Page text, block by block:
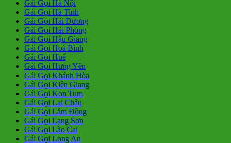
Gái Gọi Hà Nội
Gái Gọi Hà Tĩnh
Gái Gọi Hải Dương
Gái Gọi Hải Phòng
Gái Gọi Hậu Giang
Gái Gọi Hoà Bình
Gái Gọi Huế
Gái Gọi Hưng Yên
Gái Gọi Khánh Hòa
Gái Gọi Kiên Giang
Gái Gọi Kon Tum
Gái Gọi Lai Châu
Gái Gọi Lâm Đồng
Gái Gọi Lạng Sơn
Gái Gọi Lào Cai
Gái Gọi Long An